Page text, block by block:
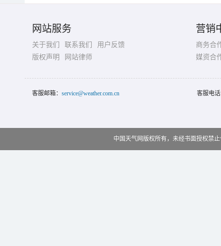
网站服务
关于我们 联系我们
用户反馈
版权声明
网站律师
营销
商务合
媒资合
客服邮箱： service@weather.com.cn 客服电
中国天气网版权所有，未经书面授权